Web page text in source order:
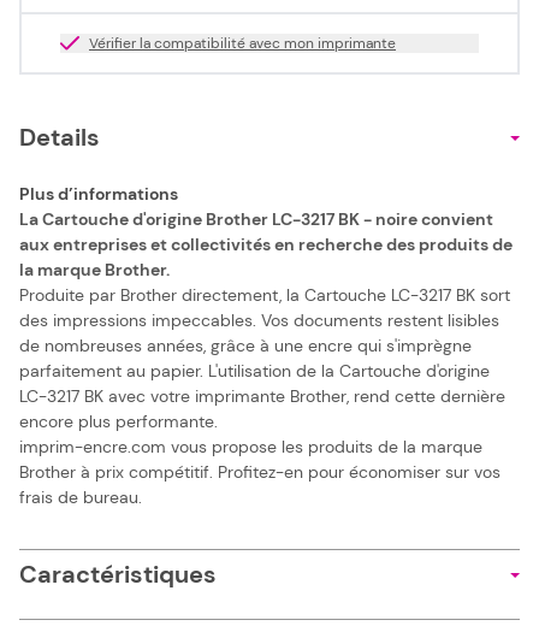
Vérifier la compatibilité avec mon imprimante
Details
Plus d’informations
La Cartouche d'origine Brother LC-3217 BK - noire convient
aux entreprises et collectivités en recherche des produits de
la marque Brother.
Produite par Brother directement, la Cartouche LC-3217 BK sort
des impressions impeccables. Vos documents restent lisibles
de nombreuses années, grâce à une encre qui s'imprègne
parfaitement au papier. L'utilisation de la Cartouche d'origine
LC-3217 BK avec votre imprimante Brother, rend cette dernière
encore plus performante.
imprim-encre.com vous propose les produits de la marque
Brother à prix compétitif. Profitez-en pour économiser sur vos
frais de bureau.
Caractéristiques